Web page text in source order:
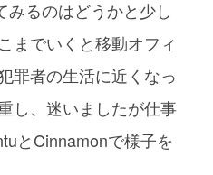
みるのはどうかと少し
までいくと移動オフィ
罪者の生活に近くなっ
し、迷いましたが仕事
とCinnamonで様子を